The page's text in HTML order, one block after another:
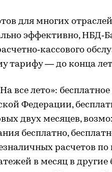
для многих
эффективно,
тарифу — до конца
все лето»:
Федерации,
двух месяцев,
бесплатно,
расчетов по
в месяц в другие